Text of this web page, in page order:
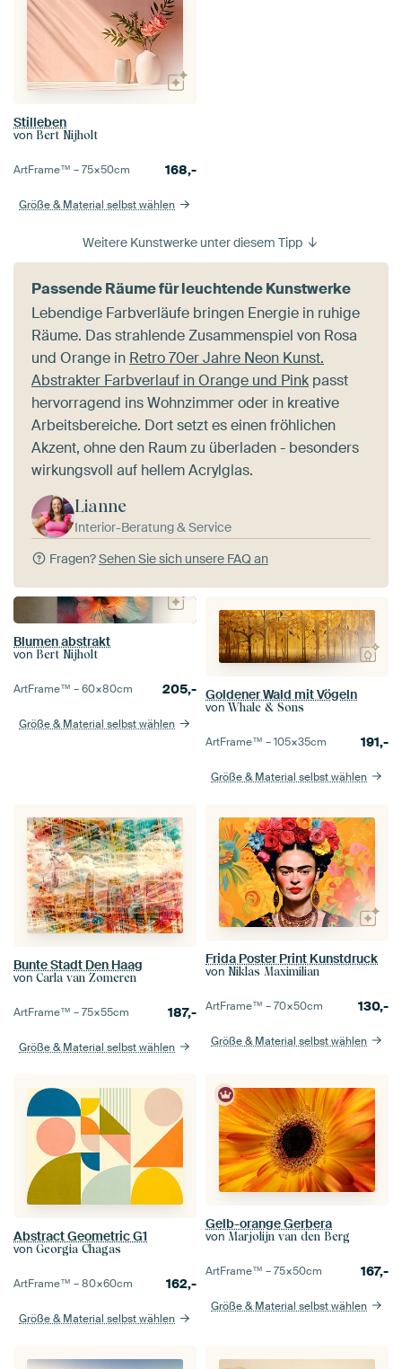
Stilleben
von Bert Nijholt
ArtFrame™ –75×50cm 168,-
Größe & Material selbst wählen
Weitere Kunstwerke unter diesem Tipp
Passende Räume für leuchtende Kunstwerke
Lebendige Farbverläufe bringen Energie in ruhige
Räume. Das strahlende Zusammenspiel von Rosa
und Orange in Retro 70er Jahre Neon Kunst.
Abstrakter Farbverlauf in Orange und Pink passt
hervorragend ins Wohnzimmer oder in kreative
Arbeitsbereiche. Dort setzt es einen fröhlichen
Akzent, ohne den Raum zu überladen - besonders
wirkungsvoll auf hellem Acrylglas.
Lianne
Interior-Beratung & Service
Fragen?Sehen Sie sich unsere FAQ an
Blumen abstrakt
von Bert Nijholt
ArtFrame™ –60×80cm 205,-
Größe & Material selbst wählen
Goldener Wald mit Vögeln
von Whale & Sons
ArtFrame™ –105×35cm 191,-
Größe & Material selbst wählen
Bunte Stadt Den Haag
von Carla van Zomeren
ArtFrame™ –75×55cm 187,-
Größe & Material selbst wählen
Frida Poster Print Kunstdruck
von Niklas Maximilian
ArtFrame™ –70×50cm 130,-
Größe & Material selbst wählen
Abstract Geometric G1
von Georgia Chagas
ArtFrame™ –80×60cm 162,-
Größe & Material selbst wählen
Gelb-orange Gerbera
von Marjolijn van den Berg
ArtFrame™ –75×50cm 167,-
Größe & Material selbst wählen